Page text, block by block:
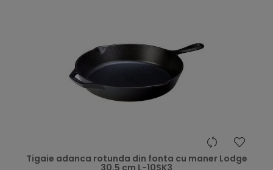
Tigaie adanca rotunda din fonta cu maner Lodge